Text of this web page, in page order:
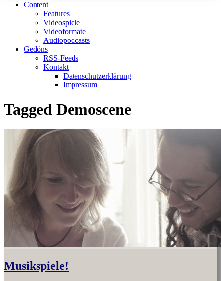
Content
Features
Videospiele
Videoformate
Audiopodcasts
Gedöns
RSS-Feeds
Kontakt
Datenschutzerklärung
Impressum
Tagged Demoscene
Musikspiele!